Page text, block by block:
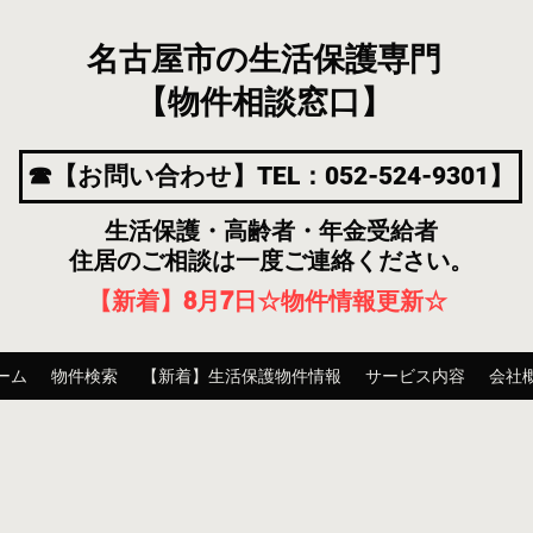
名古屋市の生活保護専門
【物件相談窓口】
☎【お問い合わせ】TEL：052-524-9301】
生活保護・高齢者・年金受給者
住居のご相談は一度ご連絡ください。
【新着】8月7日 ☆物件情報更新☆
ム 物件検索 【新着】生活保護物件情報 サービス内容 会社